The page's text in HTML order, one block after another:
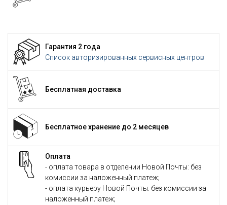
Гарантия 2 года
Список авторизированных сервисных центров
Бесплатная доставка
Бесплатное хранение до 2 месяцев
Оплата
- оплата товара в отделении Новой Почты: без
комиссии за наложенный платеж;
- оплата курьеру Новой Почты: без комиссии за
наложенный платеж;